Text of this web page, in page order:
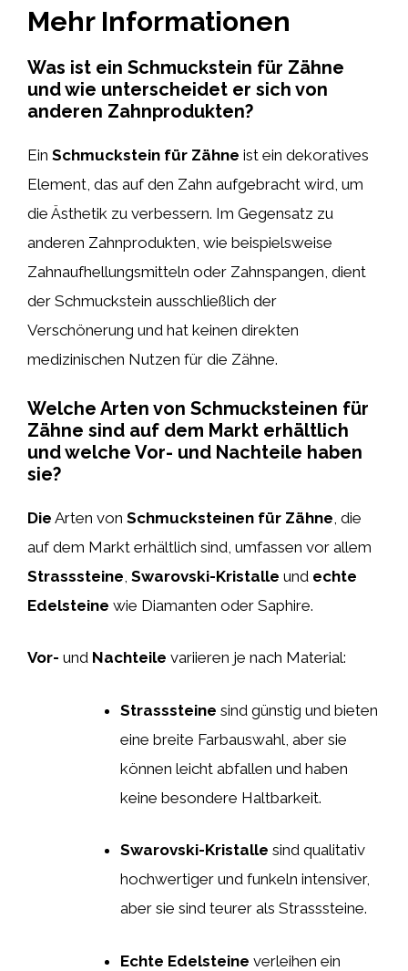
Mehr Informationen
Was ist ein Schmuckstein für Zähne
und wie unterscheidet er sich von
anderen Zahnprodukten?
Ein Schmuckstein für Zähne ist ein dekoratives
Element, das auf den Zahn aufgebracht wird, um
die Ästhetik zu verbessern. Im Gegensatz zu
anderen Zahnprodukten, wie beispielsweise
Zahnaufhellungsmitteln oder Zahnspangen, dient
der Schmuckstein ausschließlich der
Verschönerung und hat keinen direkten
medizinischen Nutzen für die Zähne.
Welche Arten von Schmucksteinen für
Zähne sind auf dem Markt erhältlich
und welche Vor- und Nachteile haben
sie?
Die Arten von Schmucksteinen für Zähne , die
auf dem Markt erhältlich sind, umfassen vor allem
Strasssteine Swarovski-Kristalle und echte
Edelsteine wie Diamanten oder Saphire.
Vor- und Nachteile variieren je nach Material:
Strasssteine sind günstig und bieten
eine breite Farbauswahl, aber sie
können leicht abfallen und haben
keine besondere Haltbarkeit.
Swarovski-Kristalle sind qualitativ
hochwertiger und funkeln intensiver,
aber sie sind teurer als Strasssteine.
Echte Edelsteine verleihen ein